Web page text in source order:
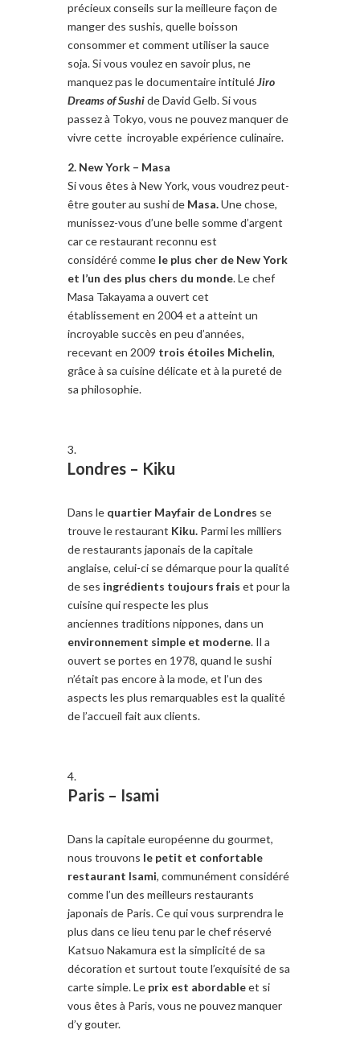
précieux conseils sur la meilleure façon de
manger des sushis, quelle boisson
consommer et comment utiliser la sauce
soja. Si vous voulez en savoir plus, ne
manquez pas le documentaire intituléJiro
Dreams of Sushide David Gelb. Si vous
passez à Tokyo, vous ne pouvez manquer de
vivre cette incroyable expérience culinaire.
2. New York – Masa
Si vous êtes à New York, vous voudrez peut-
être gouter au sushi de Masa.Une chose,
munissez-vous d’une belle somme d’argent
car ce restaurant reconnu est
considéré comme le plus cher de New York
et l’un des plus chers du monde. Le chef
Masa Takayama a ouvert cet
établissement en 2004 et a atteint un
incroyable succès en peu d’années,
recevant en 2009 trois étoiles Michelin,
grâce à sa cuisine délicate et à la pureté de
sa philosophie.
Londres – Kiku
Dans le quartier Mayfair de Londres se
trouve le restaurant Kiku. Parmi les milliers
de restaurants japonais de la capitale
anglaise, celui-ci se démarque pour la qualité
de ses ingrédients toujours frais et pour la
cuisine qui respecte les plus
anciennes traditions nippones, dans un
environnement simple et moderne. Il a
ouvert se portes en 1978, quand le sushi
n’était pas encore à la mode, et l’un des
aspects les plus remarquables est la qualité
de l’accueil fait aux clients.
Paris – Isami
Dans la capitale européenne du gourmet,
nous trouvons le petit et confortable
restaurant Isami, communément considéré
comme l’un des meilleurs restaurants
japonais de Paris. Ce qui vous surprendra le
plus dans ce lieu tenu par le chef réservé
Katsuo Nakamura est la simplicité de sa
décoration et surtout toute l’exquisité de sa
carte simple. Le prix est abordableet si
vous êtes à Paris, vous ne pouvez manquer
d’y gouter.